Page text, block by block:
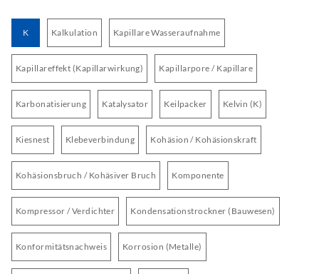
K Kalkulation Kapillare Wasseraufnahme
Kapillareffekt (Kapillarwirkung) Kapillarpore / Kapillare
Karbonatisierung Katalysator Keilpacker Kelvin (K)
Kiesnest Klebeverbindung Kohäsion / Kohäsionskraft
Kohäsionsbruch / Kohäsiver Bruch Komponente
Kompressor / Verdichter Kondensationstrockner (Bauwesen)
Konformitätsnachweis Korrosion (Metalle)